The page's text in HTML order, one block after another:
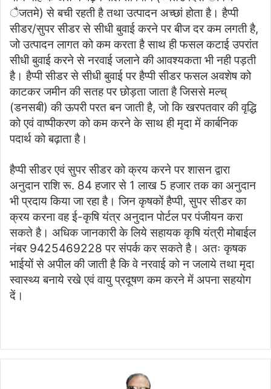
ैजतमे) से बची रहती है तथा उत्पादन अच्छां होता है। हैप्पी
सीडर/सुपर सीडर से सीधी बुवाई करने पर बीज दर कम लगती है,
जो उत्पादन लागत को कम करता है साथ ही फसल कटाई उपरांत
सीधी बुवाई करने से नरवाई जलाने की आवश्यकता भी नही पड़ती
है। हैप्पी सीडर से सीधी बुवाई पर हैप्पी सीडर फसल अवशेष को
काटकर जमीन की सतह पर छोड़ता जाता है जिससे मल्च्
(डनसबी) की ऊपरी परत बन जाती है, जो कि खरपतवार की वृद्धि
को एवं वाष्पीकरण को कम करने के साथ ही मृदा में कार्बनिक
पदार्थ को बढ़ाता है।
हैप्पी सीडर एवं सुपर सीडर को क्रय करने पर शासन द्वारा
अनुदान राशि रू. 84 हजार से 1 लाख 5 हजार तक का अनुदान
भी प्रदाय किया जा रहा है। जिन कृषकों हैप्पी, सुपर सीडर का
क्रय करना वह ई-कृषि यंत्र अनुदान पोर्टल पर पंजीयन करा
सकते है। अधिक जानकारी के लिये सहायक कृषि यंत्री मोबाईल
नंबर 9425469228 पर संपर्क कर सकते है। अतः कृषक
भाईयों से अपील की जाती है कि वे नरवाई को न जलाये तथा मृदा
स्वास्थ्य बनाये रखे एवं वायु प्रदूषण कम करने में अपना सहयोग
दें।